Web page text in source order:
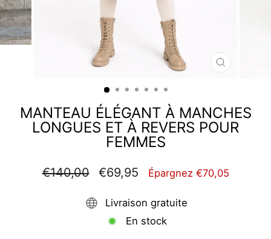
FERMER
MANTEAU ÉLÉGANT À MANCHES
LONGUES ET À REVERS POUR
FEMMES
Prix
régulier
€140,00
Prix
réduit
€69,95 Épargnez €70,05
Livraison gratuite
En stock